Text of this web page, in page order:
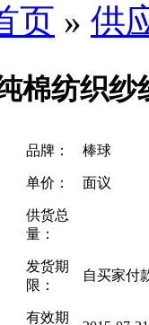
页 » 供
棉纺织纱
品牌： 棒球
单价： 面议
供货总
量：
发货期
限：
自买家付
有效期